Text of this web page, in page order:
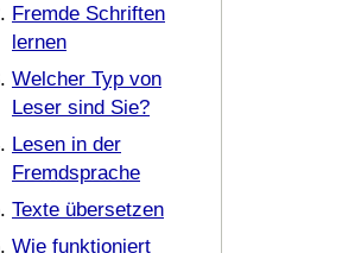
Fremde Schriften
lernen
Welcher Typ von
Leser sind Sie?
Lesen in der
Fremdsprache
Texte übersetzen
Wie funktioniert